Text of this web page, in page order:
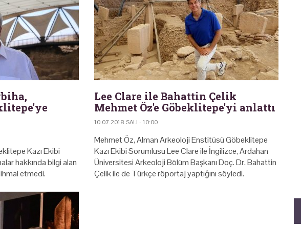
Kazı Ekibi
hakkında bilgi alan
etmedi.
Lee Clare ile Bahattin Çelik
Mehmet Öz'e Göbeklitepe'yi anlattı
10.07.2018 SALI - 10:00
Mehmet Öz, Alman Arkeoloji Enstitüsü Göbeklitepe
Kazı Ekibi Sorumlusu Lee Clare ile İngilizce, Ardahan
Üniversitesi Arkeoloji Bölüm Başkanı Doç. Dr. Bahattin
Çelik ile de Türkçe röportaj yaptığını söyledi.